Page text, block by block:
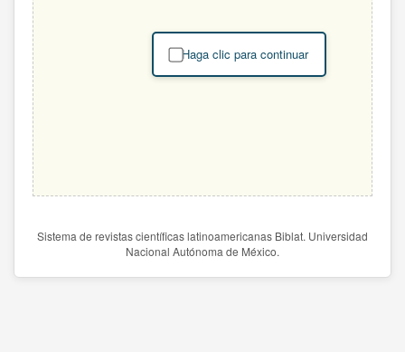
Haga clic para continuar
Sistema de revistas científicas latinoamericanas Biblat. Universidad
Nacional Autónoma de México.